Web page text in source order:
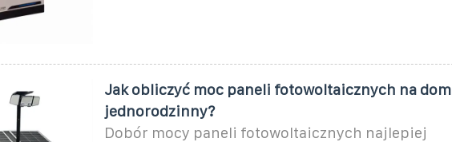
Jak obliczyć moc paneli fotowoltaicznych na dom
jednorodzinny?
Dobór mocy paneli fotowoltaicznych najlepiej